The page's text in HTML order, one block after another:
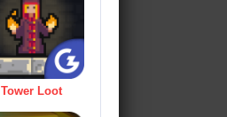
Tower Loot